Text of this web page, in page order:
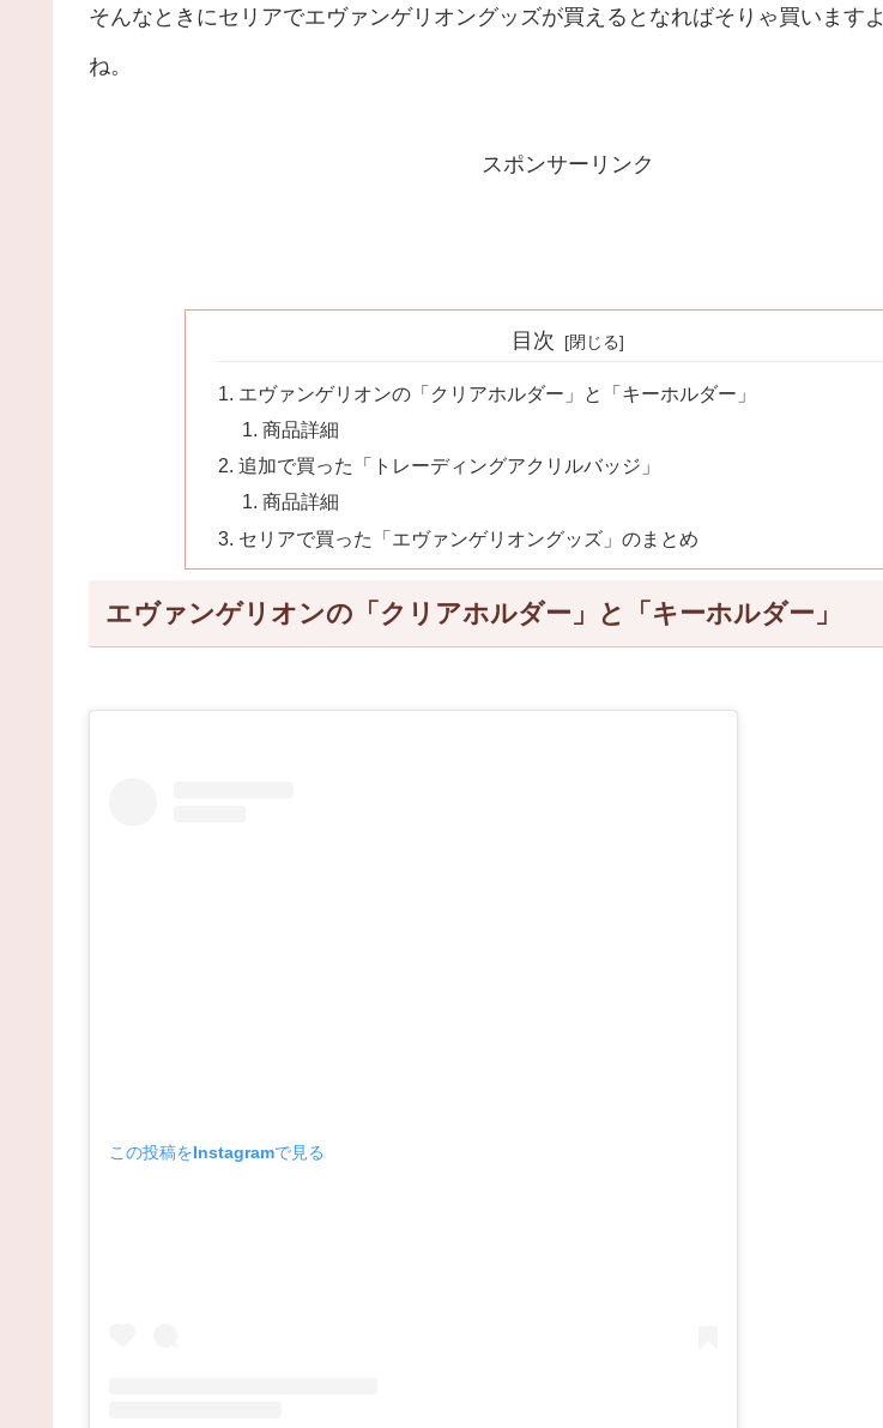
そんなときにセリアでエヴァンゲリオングッズが買えるとなればそりゃ買いますよ
ね。
スポンサーリンク
目次
エヴァンゲリオンの「クリアホルダー」と「キーホルダー」
商品詳細
追加で買った「トレーディングアクリルバッジ」
商品詳細
セリアで買った「エヴァンゲリオングッズ」のまとめ
エヴァンゲリオンの「クリアホルダー」と「キーホルダー」
この投稿をInstagramで見る